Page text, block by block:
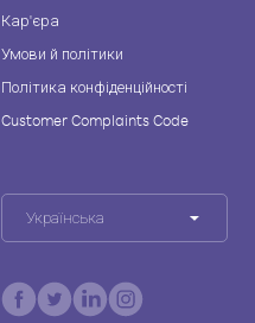
Кар'єра
Умови й політики
Політика конфіденційності
Customer Complaints Code
Українська